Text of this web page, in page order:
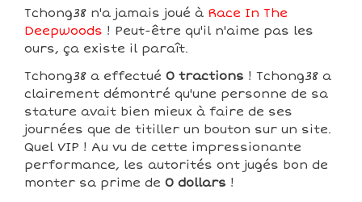
Tchong38 n'a jamais joué à Race In The
Deepwoods ! Peut-être qu'il n'aime pas les
ours, ça existe il paraît.
Tchong38 a effectué 0 tractions ! Tchong38 a
clairement démontré qu'une personne de sa
stature avait bien mieux à faire de ses
journées que de titiller un bouton sur un site.
Quel VIP ! Au vu de cette impressionante
performance, les autorités ont jugés bon de
monter sa prime de 0 dollars !